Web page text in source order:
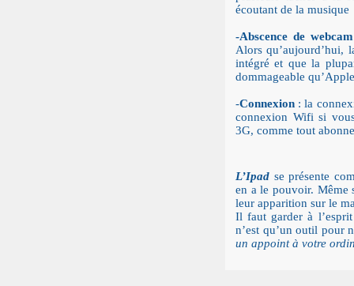
écoutant de la musique
-Abscence de webcam
Alors qu’aujourd’hui,
intégré et que la
dommageable
-Connexion : la
connexion Wifi si
3G, comme tout
L’Ipad se présente
en a le pouvoir. Même
leur apparition sur le
Il faut garder à
n’est qu’un outil pour
un appoint à votre